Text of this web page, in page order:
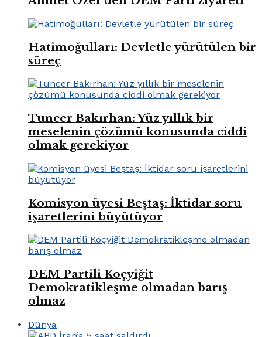
Hatimoğulları: Devletle yürütülen bir
süreç
Tuncer Bakırhan: Yüz yıllık bir
meselenin çözümü konusunda ciddi
olmak gerekiyor
Komisyon üyesi Beştaş: İktidar soru
işaretlerini büyütüyor
DEM Partili Koçyiğit
Demokratikleşme olmadan barış
olmaz
Dünya